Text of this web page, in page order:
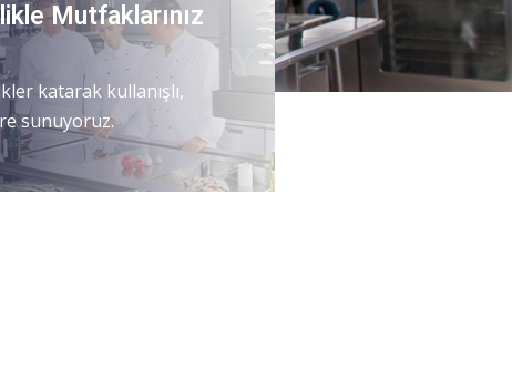
Mutfaklarınız
katarak kullanışlı,
sunuyoruz.